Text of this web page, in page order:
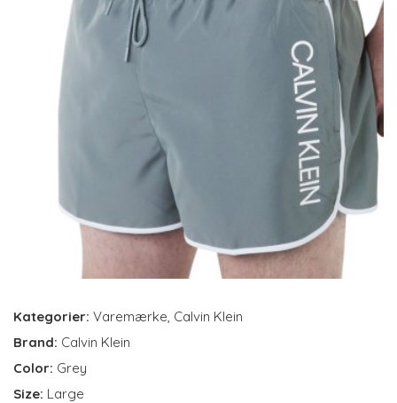
Kategorier: Varemærke, Calvin Klein
Brand: Calvin Klein
Color: Grey
Size: Large